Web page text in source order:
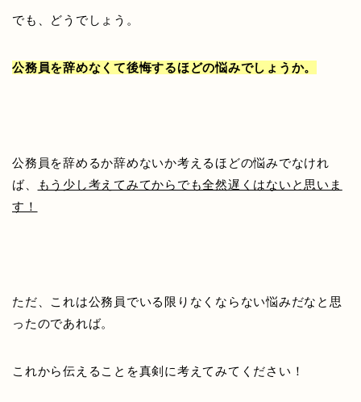
でも、どうでしょう。
公務員を辞めなくて後悔するほどの悩みでしょうか。
公務員を辞めるか辞めないか考えるほどの悩みでなけれ
ば、
もう少し考えてみてからでも全然遅くはないと思いま
す！
ただ、これは公務員でいる限りなくならない悩みだなと思
ったのであれば。
これから伝えることを真剣に考えてみてください！